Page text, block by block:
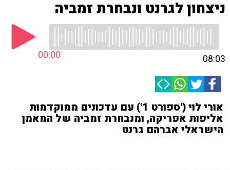
ניצחון לגרנט ונבחרת זמביה
00:00 08:03
אורי לוי ('ספורט 1') עם עדכונים ממוקדמות
אליפות אפריקה, ומנבחרת זמביה של המאמן
הישראלי אברהם גרנט